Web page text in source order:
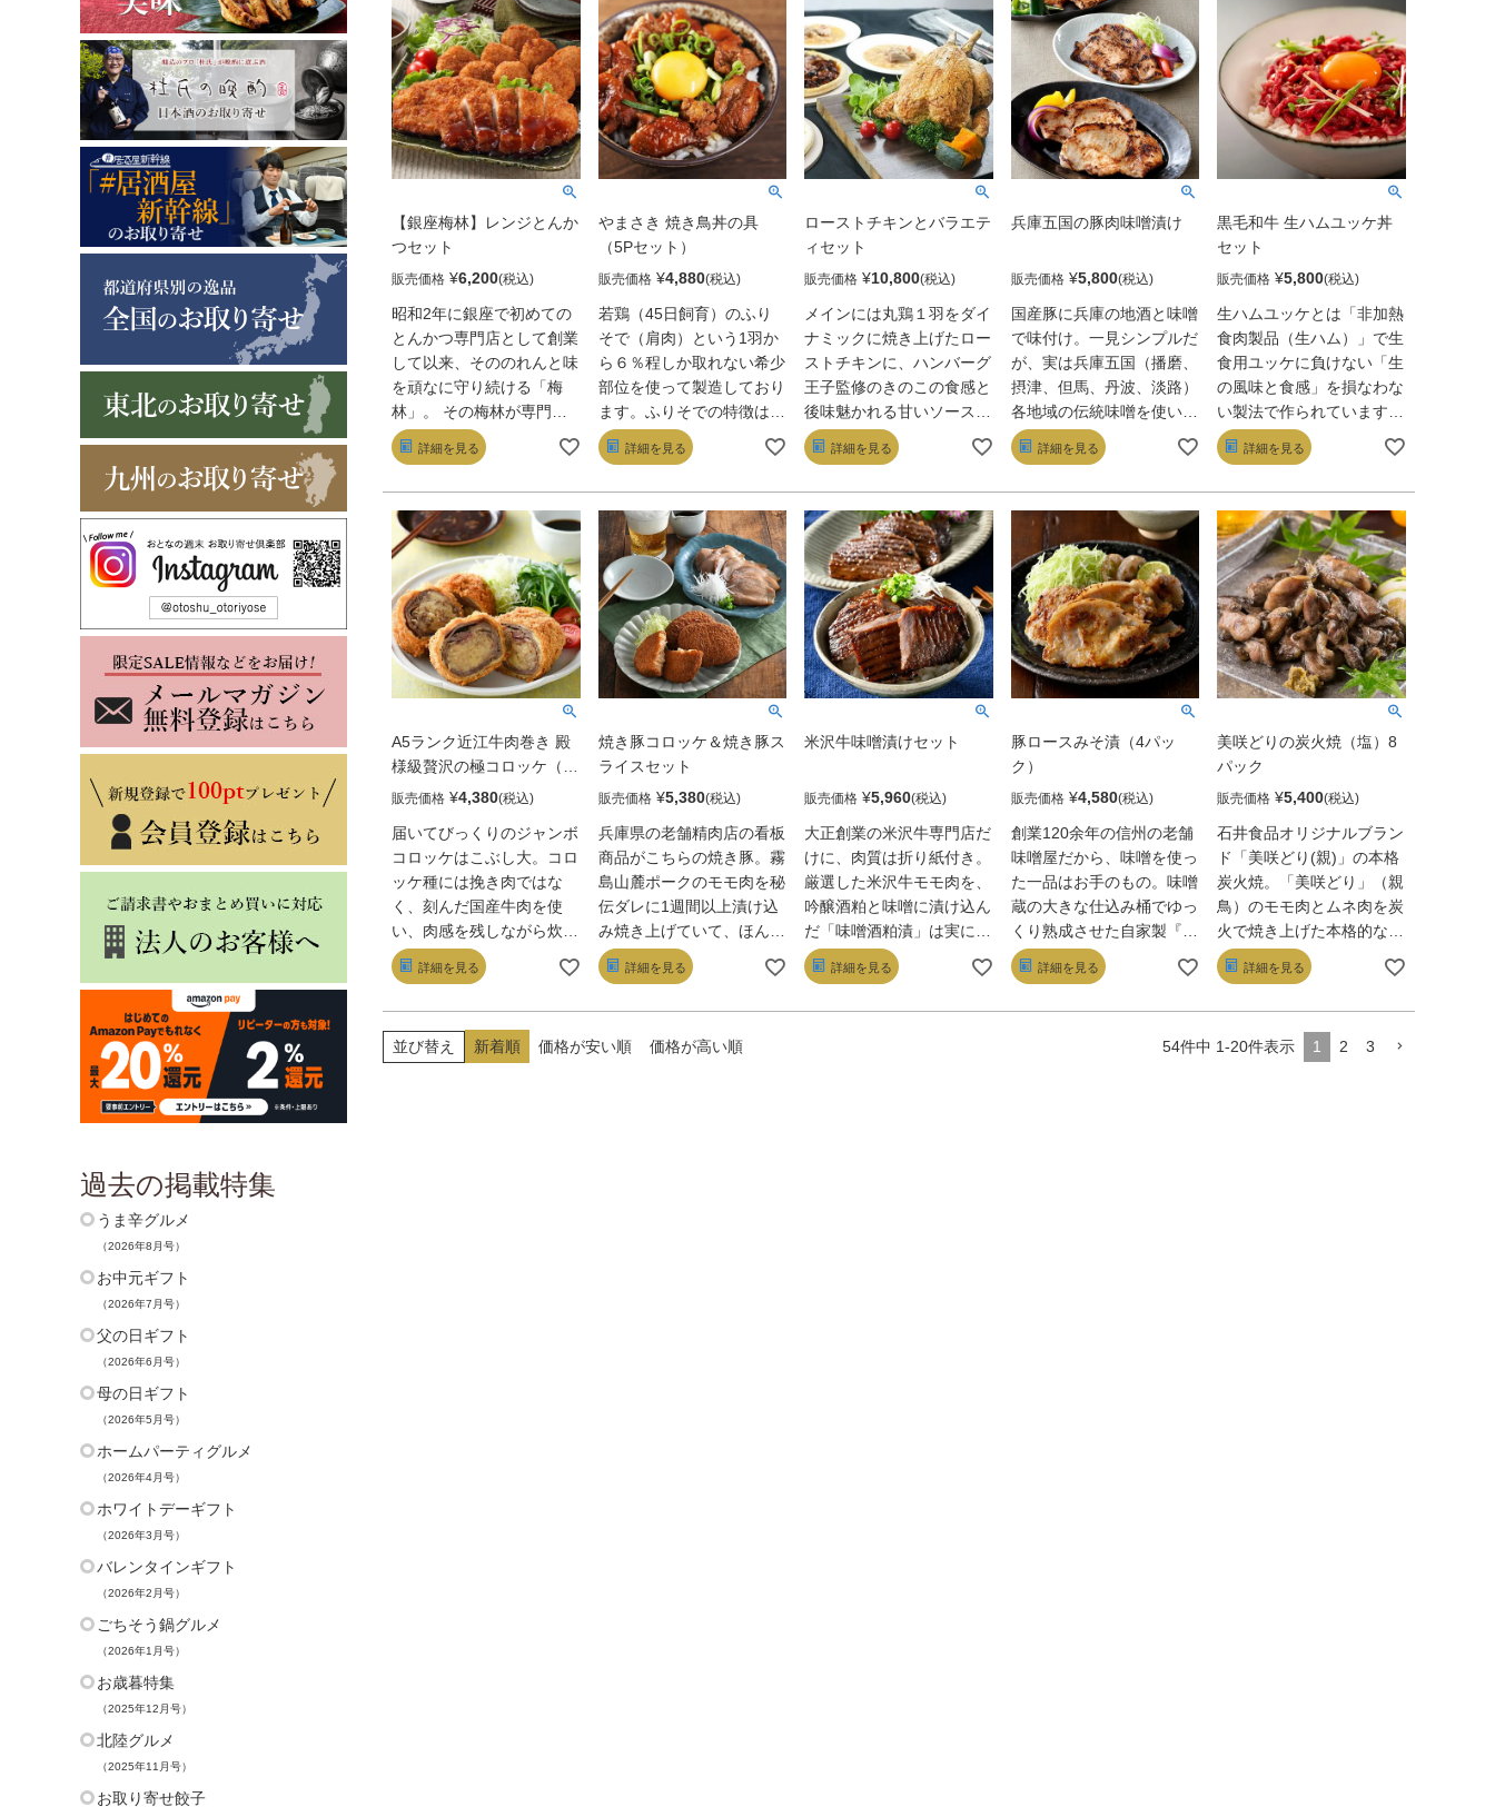
過去の掲載特集
うま辛グルメ
（2026年8月号）
お中元ギフト
（2026年7月号）
父の日ギフト
（2026年6月号）
母の日ギフト
（2026年5月号）
ホームパーティグルメ
（2026年4月号）
ホワイトデーギフト
（2026年3月号）
バレンタインギフト
（2026年2月号）
ごちそう鍋グルメ
（2026年1月号）
お歳暮特集
（2025年12月号）
北陸グルメ
（2025年11月号）
お取り寄せ餃子
でもどちらでも絶妙にマッ
チします。台湾ごはんには
欠かせない肉桂や八角を、
独自のスパイスの効かせ方
で取り入れています。台湾
のルーローは肉感が非常に
重要。そのため、お肉は丁
寧に刻んだゴロゴロタイプ
ミックスしました。台湾で
は豚肉へのこだわりが強
く、国内でもこだわり抜い
た沖縄のあぐー豚や沖縄豚
を使用しています。トッピ
ングで卵や野菜などを加え
ると、美味しさも倍増！日
本人の舌にも合う、本格的
なルーローを是非一度お召
し上がりください。
や台湾バンズとの相性抜
群！卵や野菜のトッピング
でさらに美味しさアップ。
日本と台湾の味が融合した
こだわりの一品をぜひお試
しください。
ければ複雑味のある香りが
おいしさを底上げする。
【銀座梅林】レンジとんか
つセット
販売価格 ¥6,200
昭和2年に銀座で初めての
とんかつ専門店として創業
して以来、そののれんと味
を頑なに守り続ける「梅
林」。 その梅林が専門店
ならではのこだわりを生か
したロースカツと元祖ひと
贅沢に旨みのある国産ロー
ス肉とひと口サイズのヒレ
肉を香りのよいパン粉にま
ぶし、油でサクッと揚げま
した。ご家庭でレンジアッ
プし、簡単調理でおいしい
とんかつがお召し上がり頂
けます。とんかつソースを
ティーでさっぱりとしたオ
リジナルソース付きです。
詳細を見る
やまさき 焼き鳥丼の具
（5Pセット）
販売価格 ¥4,880
若鶏（45日飼育）のふり
そで（肩肉）という1羽か
ら６％程しか取れない希少
部位を使って製造しており
ます。ふりそでの特徴は、
胸肉に隣接する部位である
為パサパサしがちかと思わ
肉かのようにジューシー
で、その上カロリーは少な
いのが魅力です。できた商
品は急速冷凍機に入れら
れ、最短で凍結させる事で
品質も維持。簡易的な温め
作業だけで、美味しい焼き
鶏丼が召し上がれます。焼
き鳥の香ばしさとジューシ
で焼かれることで、外はパ
リッと、中は柔らかく仕上
がり、食欲をそそる香りが
広がります。タレの甘さと
旨味が鶏肉に染み込み、ご
飯と一緒に食べると絶妙な
ハーモニーを生み出しま
す。また、トッピングの温
泉卵やネギが加わること
で、まろやかさや風味が増
詳細を見る
ローストチキンとバラエテ
ィセット
販売価格 ¥10,800
メインには丸鶏１羽をダイ
ナミックに焼き上げたロー
ストチキンに、ハンバーグ
王子監修のきのこの食感と
後味魅かれる甘いソースが
マッチしたきのこデミグラ
スソースのハンバーグピ
氏監修のやさしい味わいに
仕上げた豚肩ロースのあっ
さりカスレを詰め合わせま
した。
詳細を見る
兵庫五国の豚肉味噌漬け
販売価格 ¥5,800
国産豚に兵庫の地酒と味噌
で味付け。一見シンプルだ
が、実は兵庫五国（播磨、
摂津、但馬、丹波、淡路）
各地域の伝統味噌を使い分
けているのが肝。摂津の白
粒味噌は華やかな香り、播
に。しっとり柔らかく豚肉
を引立てる、5種の味わい
の違いに驚かされる。
詳細を見る
黒毛和牛 生ハムユッケ丼
セット
販売価格 ¥5,800
生ハムユッケとは「非加熱
食肉製品（生ハム）」で生
食用ユッケに負けない「生
の風味と食感」を損なわな
い製法で作られています。
気軽に家庭でユッケを食べ
ることができないかと熟考
肉製品（生ハム）でユッケ
を再現することに成功しま
した。検査証明書と原料の
産地証明書もお付けして出
荷いたします。黒毛和牛の
もも肉を使用して、適度な
サシが入った細切りタイプ
の生ハムユッケです。
詳細を見る
A5ランク近江牛肉巻き 殿
様級贅沢の極コロッケ（2
個入）
販売価格 ¥4,380
届いてびっくりのジャンボ
コロッケはこぶし大。コロ
ッケ種には挽き肉ではな
く、刻んだ国産牛肉を使
い、肉感を残しながら炊き
上げている。そこに、A5
ランクの近江牛スライス肉
構成だ。ほくほくとした芋
の甘みとともに肉の旨みが
詳細を見る
焼き豚コロッケ＆焼き豚ス
ライスセット
販売価格 ¥5,380
兵庫県の老舗精肉店の看板
商品がこちらの焼き豚。霧
島山麓ポークのモモ肉を秘
伝ダレに1週間以上漬け込
み焼き上げていて、ほんの
り甘く、しっとり柔らか。
その焼き豚がゴロゴロと入
っこりする味だ。
詳細を見る
米沢牛味噌漬けセット
販売価格 ¥5,960
大正創業の米沢牛専門店だ
けに、肉質は折り紙付き。
厳選した米沢牛モモ肉を、
吟醸酒粕と味噌に漬け込ん
だ「味噌酒粕漬」は実に芳
醇。山形の米糀で仕込んだ
「米糀味噌漬」はふくよか
詳細を見る
豚ロースみそ漬（4パッ
ク）
販売価格 ¥4,580
創業120余年の信州の老舗
味噌屋だから、味噌を使っ
た一品はお手のもの。味噌
蔵の大きな仕込み桶でゆっ
くり熟成させた自家製『善
光寺門前みそ』に包まれた
国産豚のロース肉は、しっ
ばしさにご飯が進む！
詳細を見る
美咲どりの炭火焼（塩）8
パック
販売価格 ¥5,400
石井食品オリジナルブラン
ド「美咲どり(親)」の本格
炭火焼。「美咲どり」（親
鳥）のモモ肉とムネ肉を炭
火で焼き上げた本格的な一
品です。親鳥といえば旨味
が強く鶏本来の味が堪能で
されがちな食材でもありま
す。鶏本来の味わいは残し
詳細を見る
並び替え 新着順 価格が安い順 価格が高い順 54件中 1-20件表示 1 2 3